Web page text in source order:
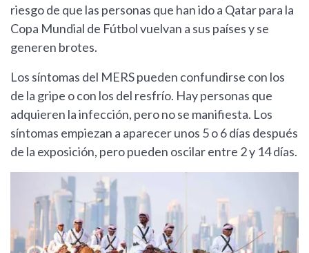
riesgo de que las personas que han ido a Qatar para la
Copa Mundial de Fútbol vuelvan a sus países y se
generen brotes.
Los síntomas del MERS pueden confundirse con los
de la gripe o con los del resfrío. Hay personas que
adquieren la infección, pero no se manifiesta. Los
síntomas empiezan a aparecer unos 5 o 6 días después
de la exposición, pero pueden oscilar entre 2 y 14 días.